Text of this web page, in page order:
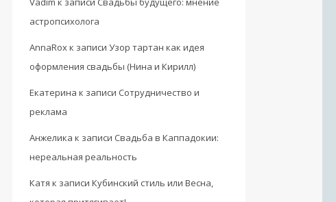
астропсихолога
AnnaRoxк записи Узор тартан как идея
оформления свадьбы (Нина и Кирилл)
Екатерина к записи Сотрудничество и
реклама
Анжелика к записи Свадьба в Каппадокии:
нереальная реальность
Катя к записи Кубинский стиль или Весна,